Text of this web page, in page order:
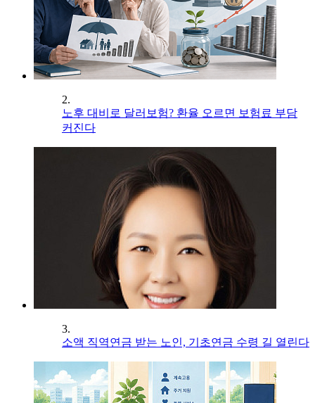
2.
노후 대비로 달러보험? 환율 오르면 보험료 부담
커진다
3.
소액 직역연금 받는 노인, 기초연금 수령 길 열린다